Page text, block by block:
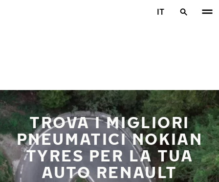
IT
TROVA I MIGLIORI
PNEUMATICI NOKIAN
TYRES PER LA TUA
AUTO RENAULT